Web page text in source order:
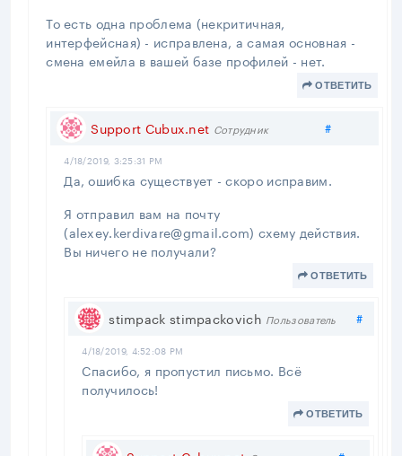
То есть одна проблема (некритичная,
интерфейсная) - исправлена, а самая основная -
смена емейла в вашей базе профилей - нет.
ОТВЕТИТЬ
Support Cubux.net Сотрудник #
4/18/2019, 3:25:31 PM
Да, ошибка существует - скоро исправим.
Я отправил вам на почту
(alexey.kerdivare@gmail.com) схему действия.
Вы ничего не получали?
ОТВЕТИТЬ
stimpack stimpackovich Пользователь #
4/18/2019, 4:52:08 PM
Спасибо, я пропустил письмо. Всё
получилось!
ОТВЕТИТЬ